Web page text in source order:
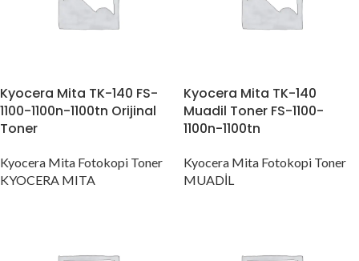
Kyocera Mita TK-140 FS-
1100-1100n-1100tn Orijinal
Toner
Kyocera Mita Fotokopi Toner
KYOCERA MITA
Kyocera Mita TK-140
Muadil Toner FS-1100-
1100n-1100tn
Kyocera Mita Fotokopi Toner
MUADİL